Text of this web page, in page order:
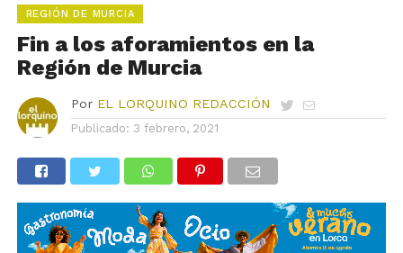
REGIÓN DE MURCIA
Fin a los aforamientos en la
Región de Murcia
Por EL LORQUINO REDACCIÓN
Publicado: 3 febrero, 2021